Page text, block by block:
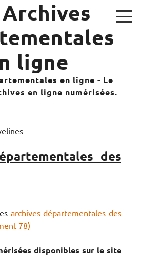
Archives
ligne
en ligne - Le
en ligne numérisées.
des
archives départementales des
78)
disponibles sur le site